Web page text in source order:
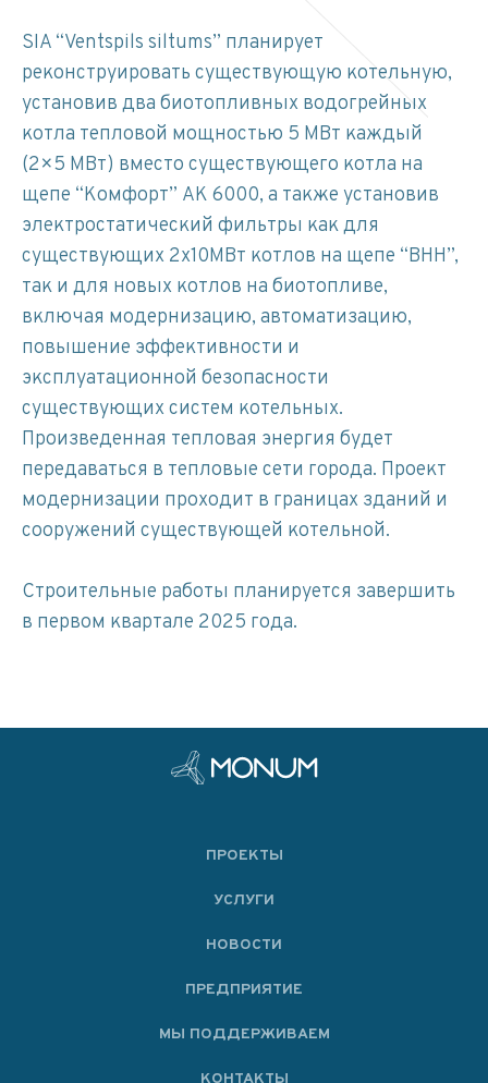
SIA “Ventspils siltums” планирует
реконструировать существующую котельную,
установив два биотопливных водогрейных
котла тепловой мощностью 5 МВт каждый
(2×5 МВт) вместо существующего котла на
щепе “Комфорт” AK 6000, а также установив
электростатический фильтры как для
существующих 2х10МВт котлов на щепе “BHH”,
так и для новых котлов на биотопливе,
включая модернизацию, автоматизацию,
повышение эффективности и
эксплуатационной безопасности
существующих систем котельных.
Произведенная тепловая энергия будет
передаваться в тепловые сети города. Проект
модернизации проходит в границах зданий и
сооружений существующей котельной.
Строительные работы планируется завершить
в первом квартале 2025 года.
ПРОЕКТЫ
УСЛУГИ
НОВОСТИ
ПРЕДПРИЯТИЕ
МЫ ПОДДЕРЖИВАЕМ
KОНТАКТЫ